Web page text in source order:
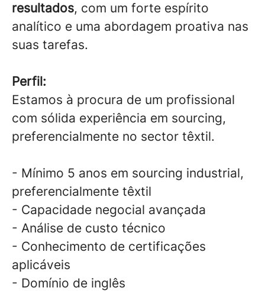
resultados, com um forte espírito
analítico e uma abordagem proativa nas
suas tarefas.
Perfil:
Estamos à procura de um profissional
com sólida experiência em sourcing,
preferencialmente no sector têxtil.
- Mínimo 5 anos em sourcing industrial,
preferencialmente têxtil
- Capacidade negocial avançada
- Análise de custo técnico
- Conhecimento de certificações
aplicáveis
- Domínio de inglês